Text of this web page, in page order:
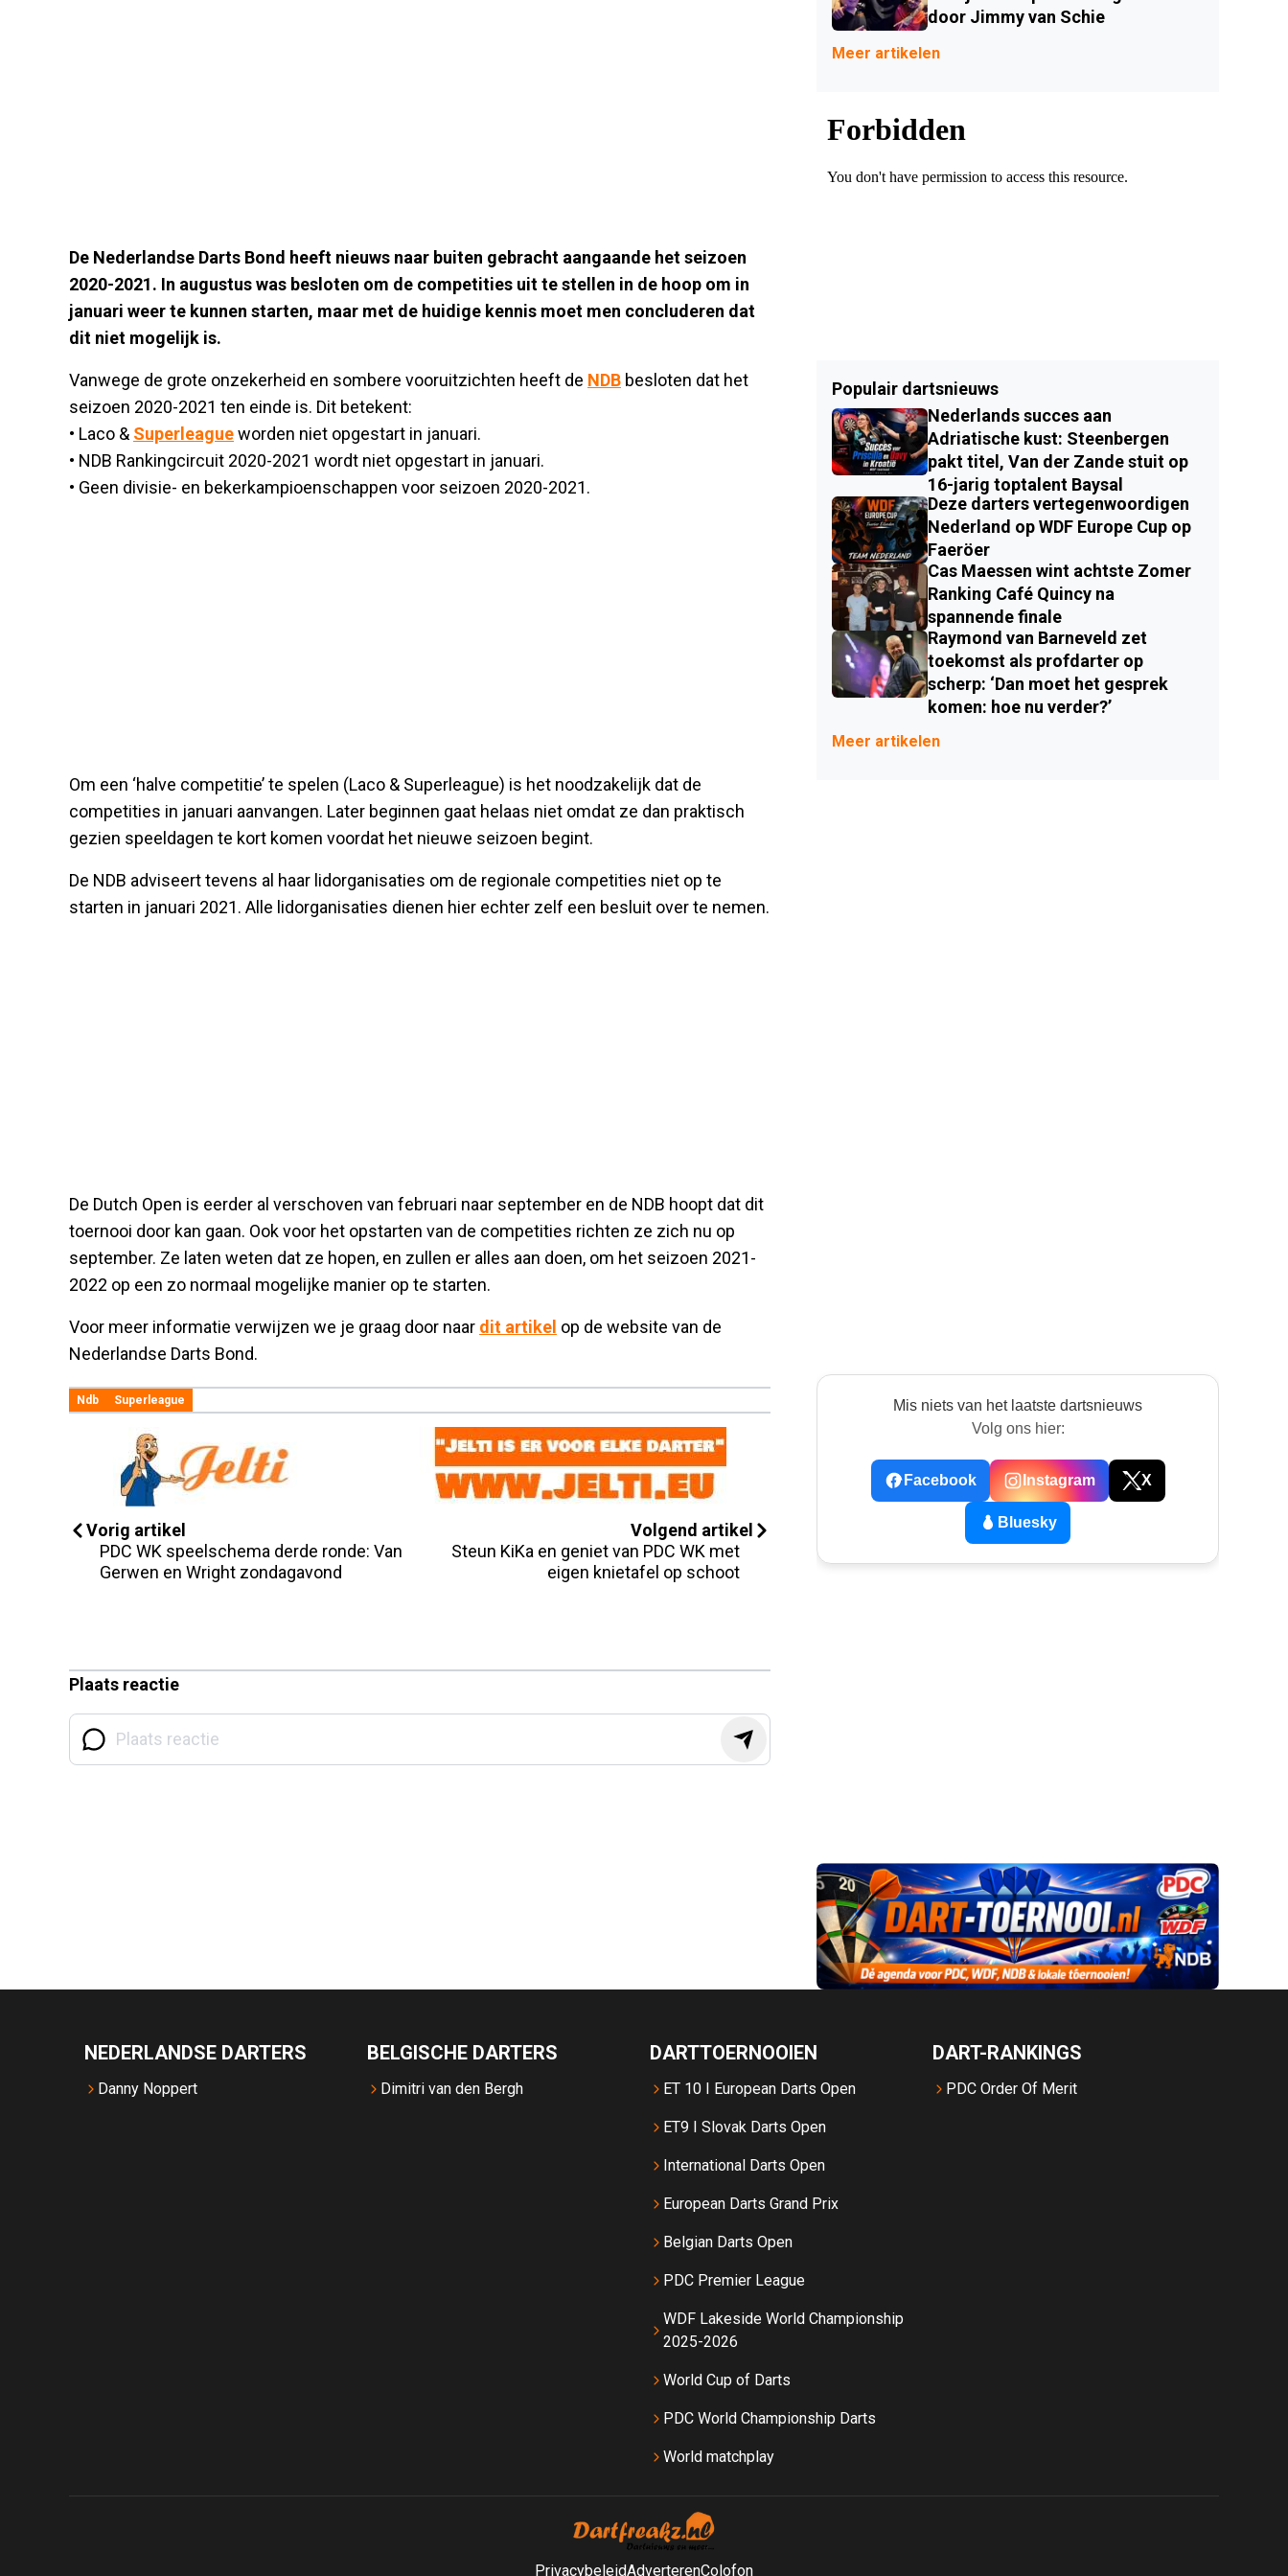
De Nederlandse Darts Bond heeft nieuws naar buiten gebracht aangaande het seizoen
2020-2021. In augustus was besloten om de competities uit te stellen in de hoop om in
januari weer te kunnen starten, maar met de huidige kennis moet men concluderen dat
dit niet mogelijk is.
Vanwege de grote onzekerheid en sombere vooruitzichten heeft de NDB besloten dat het
seizoen 2020-2021 ten einde is. Dit betekent:
• Laco & Superleagueworden niet opgestart in januari.
• NDB Rankingcircuit 2020-2021 wordt niet opgestart in januari.
• Geen divisie- en bekerkampioenschappen voor seizoen 2020-2021.
Om een ‘halve competitie’ te spelen (Laco & Superleague) is het noodzakelijk dat de
competities in januari aanvangen. Later beginnen gaat helaas niet omdat ze dan praktisch
gezien speeldagen te kort komen voordat het nieuwe seizoen begint.
De NDB adviseert tevens al haar lidorganisaties om de regionale competities niet op te
starten in januari 2021. Alle lidorganisaties dienen hier echter zelf een besluit over te nemen.
De Dutch Open is eerder al verschoven van februari naar september en de NDB hoopt dat dit
toernooi door kan gaan. Ook voor het opstarten van de competities richten ze zich nu op
september. Ze laten weten dat ze hopen, en zullen er alles aan doen, om het seizoen 2021-
2022 op een zo normaal mogelijke manier op te starten.
Voor meer informatie verwijzen we je graag door naar dit artikel op de website van de
Nederlandse Darts Bond.
Ndb Superleague
Vorig artikel
PDC WK speelschema derde ronde: Van
Gerwen en Wright zondagavond
Volgend artikel
Steun KiKa en geniet van PDC WK met
eigen knietafel op schoot
Plaats reactie
door Jimmy van Schie
Meer artikelen
Populair dartsnieuws
Nederlands succes aan
Adriatische kust: Steenbergen
pakt titel, Van der Zande stuit op
16-jarig toptalent Baysal
Deze darters vertegenwoordigen
Nederland op WDF Europe Cup op
Faeröer
Cas Maessen wint achtste Zomer
Ranking Café Quincy na
spannende finale
Raymond van Barneveld zet
toekomst als profdarter op
scherp: ‘Dan moet het gesprek
komen: hoe nu verder?’
Meer artikelen
Mis niets van het laatste dartsnieuws
Volg ons hier:
Facebook Instagram X
Bluesky
NEDERLANDSE DARTERS
Danny Noppert
BELGISCHE DARTERS
Dimitri van den Bergh
DARTTOERNOOIEN
ET 10 I European Darts Open
ET9 I Slovak Darts Open
International Darts Open
European Darts Grand Prix
Belgian Darts Open
PDC Premier League
WDF Lakeside World Championship
2025-2026
World Cup of Darts
PDC World Championship Darts
World matchplay
DART-RANKINGS
PDC Order Of Merit
PrivacybeleidAdverterenColofon